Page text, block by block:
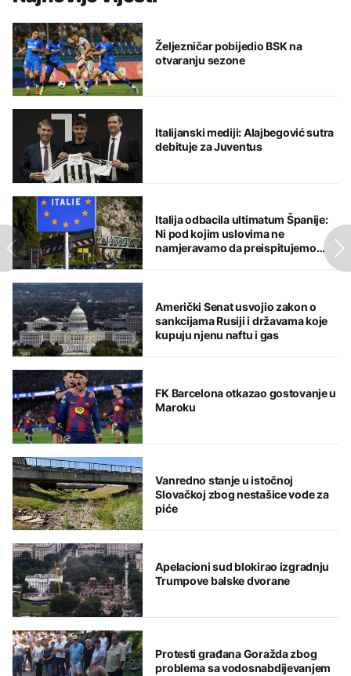
Željezničar pobijedio BSK na
otvaranju sezone
Italijanski mediji: Alajbegović sutra
debituje za Juventus
Italija odbacila ultimatum Španije:
Ni pod kojim uslovima ne
namjeravamo da preispitujemo
Američki Senat usvojio zakon o
sankcijama Rusiji i državama koje
kupuju njenu naftu i gas
FK Barcelona otkazao gostovanje u
Maroku
Vanredno stanje u istočnoj
Slovačkoj zbog nestašice vode za
piće
Apelacioni sud blokirao izgradnju
Trumpove balske dvorane
Protesti građana Goražda zbog
problema sa vodosnabdijevanjem